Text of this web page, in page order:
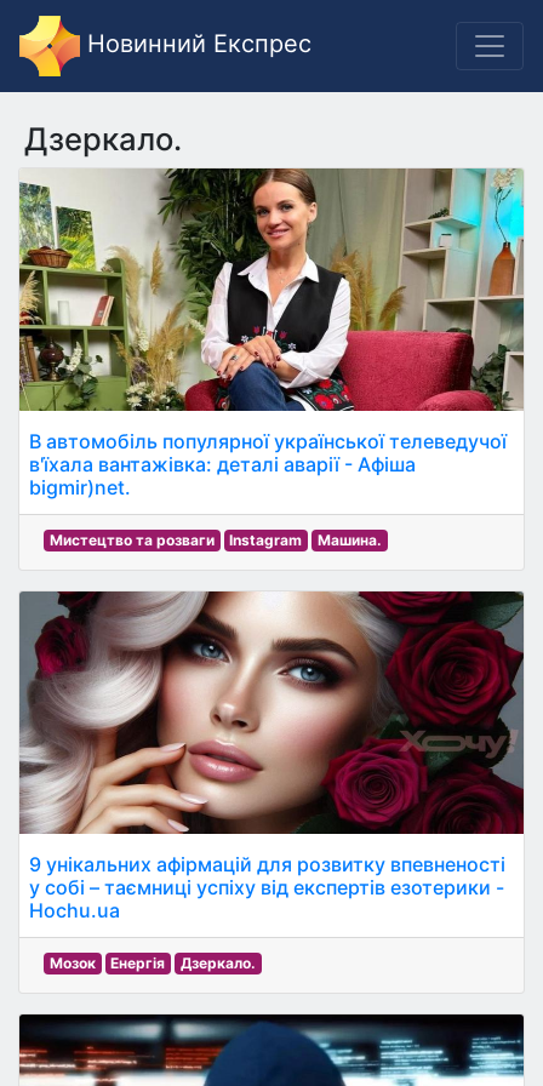
Новинний Експрес
Дзеркало.
В автомобіль популярної української телеведучої
в'їхала вантажівка: деталі аварії - Афіша
bigmir)net.
Мистецтво та розваги Instagram Машина.
9 унікальних афірмацій для розвитку впевненості
у собі – таємниці успіху від експертів езотерики -
Hochu.ua
Мозок Енергія Дзеркало.